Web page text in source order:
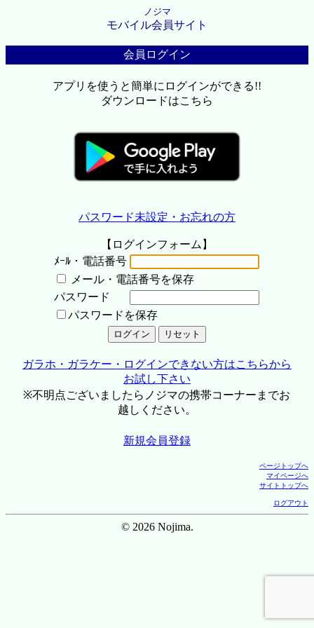
ノジマ
モバイル会員サイト
会員ログイン
アプリを使うと簡単にログインができる!!
ダウンロードはこちら
パスワード未設定・お忘れの方
【ログインフォーム】
ﾒｰﾙ・電話番号
メール・電話番号を保存
パスワード
パスワードを保存
ガラホ・ガラケー・ログインできない方はこちらから
お試し下さい
※不明点ございましたらノジマの携帯コーナーまでお
越しください。
新規会員登録
ページトップへ
マイページへ
サイトトップへ
ログアウト
© 2026 Nojima.